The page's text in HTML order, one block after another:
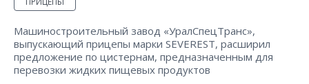
Машиностроительный завод «УралСпецТранс»,
выпускающий прицепы марки SEVEREST, расширил
предложение по цистернам, предназначенным для
перевозки жидких пищевых продуктов